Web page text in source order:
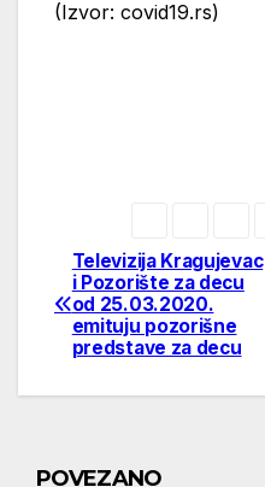
(Izvor: covid19.rs)
Post
navigation
Televizija Kragujevac
i Pozorište za decu
od 25.03.2020.
emituju pozorišne
predstave za decu
POVEZANO